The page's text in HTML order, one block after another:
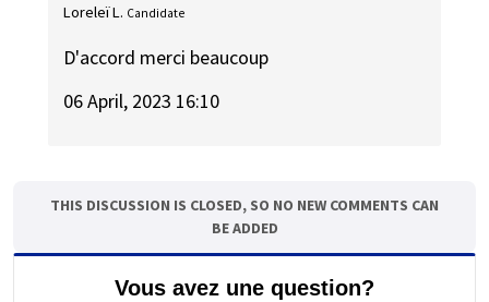
Loreleï L. Candidate
D'accord merci beaucoup
06 April, 2023 16:10
THIS DISCUSSION IS CLOSED, SO NO NEW COMMENTS CAN
BE ADDED
Vous avez une question?